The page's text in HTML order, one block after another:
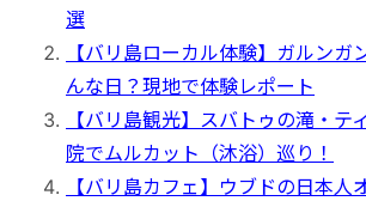
選
【バリ島ローカル体験】ガルンガ
んな日？現地で体験レポート
【バリ島観光】スバトゥの滝・テ
院でムルカット（沐浴）巡り！
【バリ島カフェ】ウブドの日本
ライン体験
ターンシップ
遺産
ボジア